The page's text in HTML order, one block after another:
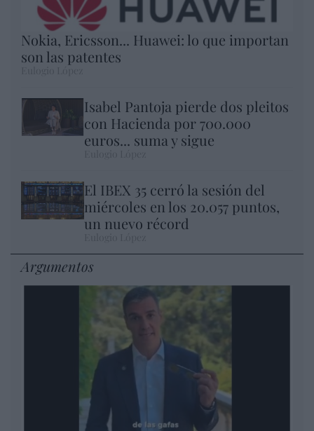
Nokia, Ericsson... Huawei: lo que importan
son las patentes
Isabel Pantoja pierde dos pleitos
con Hacienda por 700.000
euros... suma y sigue
El IBEX 35 cerró la sesión del
miércoles en los 20.057 puntos,
un nuevo récord
Argumentos